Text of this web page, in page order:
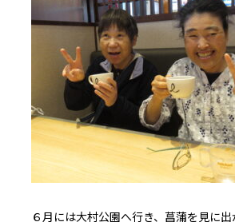
６月には大村公園へ行き、菖蒲を見に出